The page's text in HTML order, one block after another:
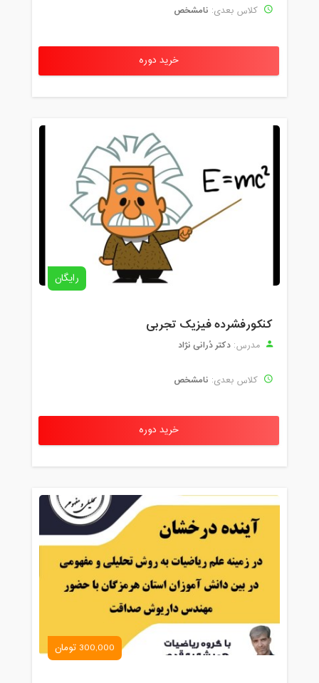
کلاس بعدی: نامشخص
خرید دوره
رایگان
کنکورفشرده فیزیک تجربی
مدرس: دکتر دُرانی نژاد
کلاس بعدی: نامشخص
خرید دوره
300,000 تومان